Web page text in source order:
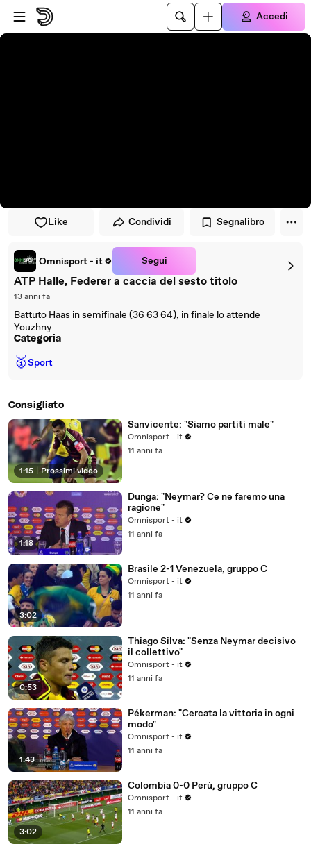
Vai al lettore
Passa al contenuto principale
Accedi
Like Condividi Segnalibro
Omnisport - it Segui
ATP Halle, Federer a caccia del sesto titolo
13 anni fa
Battuto Haas in semifinale (36 63 64), in finale lo attende
Youzhny
Categoria
🥇Sport
Consigliato
1:15 Prossimi video
Sanvicente: "Siamo partiti male"
Omnisport - it
11 anni fa
1:18
Dunga: "Neymar? Ce ne faremo una
ragione"
Omnisport - it
11 anni fa
3:02
Brasile 2-1 Venezuela, gruppo C
Omnisport - it
11 anni fa
0:53
Thiago Silva: "Senza Neymar decisivo
il collettivo"
Omnisport - it
11 anni fa
1:43
Pékerman: "Cercata la vittoria in ogni
modo"
Omnisport - it
11 anni fa
3:02
Colombia 0-0 Perù, gruppo C
Omnisport - it
11 anni fa